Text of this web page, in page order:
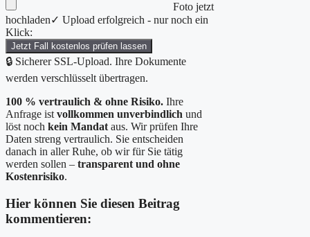
Foto jetzt
hochladen✓ Upload erfolgreich - nur noch ein
Klick:
Jetzt Fall kostenlos prüfen lassen
🔒 Sicherer SSL-Upload. Ihre Dokumente
werden verschlüsselt übertragen.
100 % vertraulich & ohne Risiko. Ihre
Anfrage ist vollkommen unverbindlich und
löst noch kein Mandat aus. Wir prüfen Ihre
Daten streng vertraulich. Sie entscheiden
danach in aller Ruhe, ob wir für Sie tätig
werden sollen – transparent und ohne
Kostenrisiko.
Hier können Sie diesen Beitrag
kommentieren: